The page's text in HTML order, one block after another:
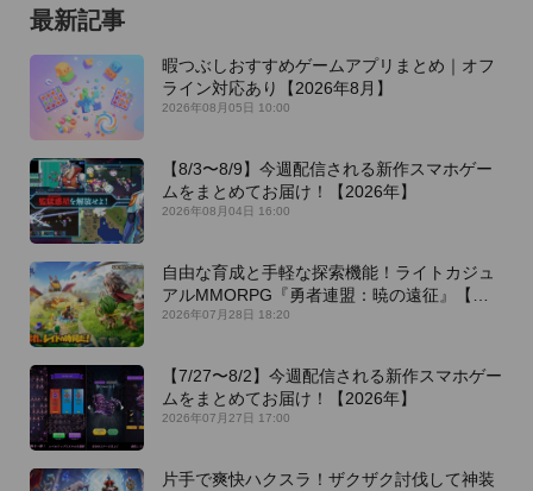
最新記事
暇つぶしおすすめゲームアプリまとめ｜オフ
ライン対応あり【2026年8月】
2026年08月05日 10:00
【8/3〜8/9】今週配信される新作スマホゲー
ムをまとめてお届け！【2026年】
2026年08月04日 16:00
自由な育成と手軽な探索機能！ライトカジュ
アルMMORPG『勇者連盟：暁の遠征』【最
新作PICKUP】
2026年07月28日 18:20
【7/27〜8/2】今週配信される新作スマホゲー
ムをまとめてお届け！【2026年】
2026年07月27日 17:00
片手で爽快ハクスラ！ザクザク討伐して神装